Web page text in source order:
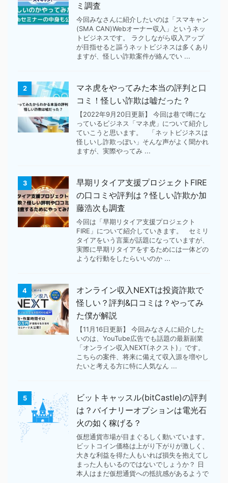
ミ調査
今回みなさんに紹介したいのは「スマキャン
(SMA CAN)Webオーナー収入」というネッ
トビジネスです。 ラクしながら収入アップ
が目指せると謳うネットビジネスは多くあり
ますが、怪しい詐欺案件が絡んでい ...
2
マネ虎をやってみた本当の評判と口
コミ！怪しい詐欺は嘘だった？
【2022年9月20日更新】 今回は巷で噂にな
っているビジネス「マネ虎」について紹介し
ていこうと思います。 「ネットビジネスは
怪しいし詐欺っぽい」そんな声がよく聞かれ
ますが、実際やってみ ...
3
早期リタイア支援プロジェクトFIRE
の口コミや評判は？怪しい詐欺か加
藤浩次も調査
今回は「早期リタイア支援プロジェクト
FIRE」について紹介していきます。 セミリ
タイアをいう言葉が話題になっていますが、
実際に早期リタイアをするためには一体どの
ような行動をしたらいいのか ...
4
オンライン収入NEXTは投資詐欺で
怪しい？評判&口コミは？やってみ
た僕が解説
【11月16日更新】 今回みなさんに紹介した
いのは、YouTube広告でも話題の最新副業
「オンライン収入NEXT(ネクスト)」です。
こちらの案件、将来に備えて収入源を増やし
たいと考える方に特に人気なん ...
5
ビットキャッスル(bitCastle)の評判
は？バイナリーオプションは電光石
火の如く稼げる？
仮想通貨市場が目まぐるしく動いています。
ビットコイン価格は上がり下がりが激しく、
大きな利益を得た人もいれば損失を抱えてし
まった人もいるのではないでしょうか？ 日
本人はまだ仮想通貨への抵抗感があるようで